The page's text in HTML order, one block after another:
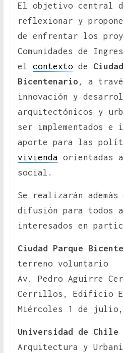
El objetivo central
reflexionar y
de enfrentar los
Comunidades de
el contextode
Bicentenario , a
innovación y
arquitectónicos y
ser implementados e
aporte para las
vivienda orientadas
social.
Se realizarán además
difusión para todos
interesados en
Ciudad Parque
terreno voluntario
Av. Pedro Aguirre
Cerrillos, Edificio
Miércoles 1 de julio,
Universidad de Chile
Arquitectura y